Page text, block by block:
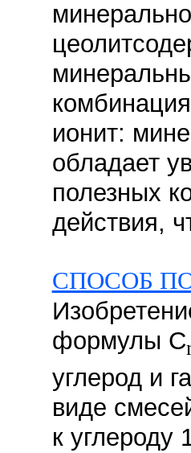
ионит:
обладает
полезных
действия,
СПОСОБ
формулы C
углерод и
виде
к углероду